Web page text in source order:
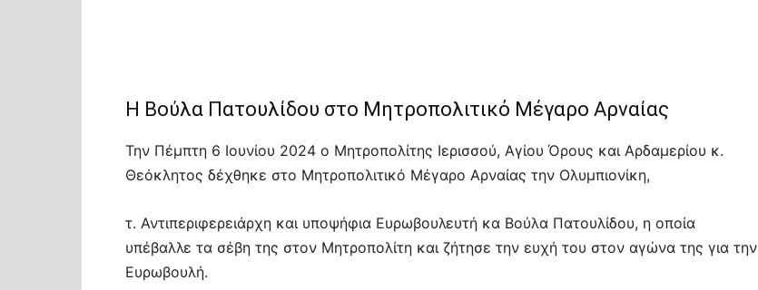
Η Βούλα Πατουλίδου στο Μητροπολιτικό Μέγαρο Αρναίας
Την Πέμπτη 6 Ιουνίου 2024 ο Μητροπολίτης Ιερισσού, Αγίου Όρους και Αρδαμερίου κ.
Θεόκλητος δέχθηκε στο Μητροπολιτικό Μέγαρο Αρναίας την Ολυμπιονίκη,
τ. Αντιπεριφερειάρχη και υποψήφια Ευρωβουλευτή κα Βούλα Πατουλίδου, η οποία
υπέβαλλε τα σέβη της στον Μητροπολίτη και ζήτησε την ευχή του στον αγώνα της για την
Ευρωβουλή.